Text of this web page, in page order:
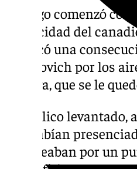
El juego comenzó
y velocidad del
arrancó una
Davidovich por los
entrega, que se le
El público
que habían
no peleaban por un